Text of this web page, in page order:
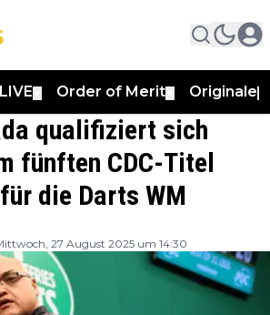
LIVE Order of Merit Originale
qualifiziert sich
fünften CDC-Titel
die Darts WM
27 August 2025 um 14:30